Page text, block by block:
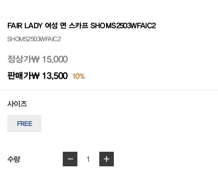
FAIR LADY 여성 면 스카프 SHOMS2503WFAIC2
SHOMS2503WFAIC2
정상가₩ 15,000
판매가₩ 13,500 10%
사이즈
FREE
수량 - 1 +